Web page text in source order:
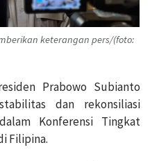
keterangan pers/(foto:
Prabowo Subianto
dan rekonsiliasi
Konferensi Tingkat
Filipina.